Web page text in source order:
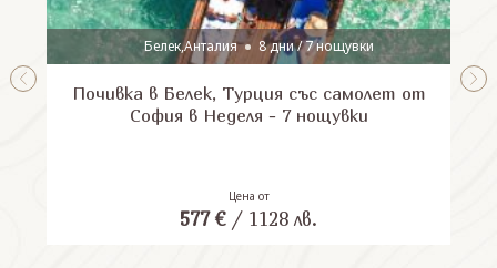
Белек,Анталия 8 дни / 7 нощувки
Почивка в Белек, Турция със самолет от
София в Неделя - 7 нощувки
Цена от
577 €/ 1128 лв.